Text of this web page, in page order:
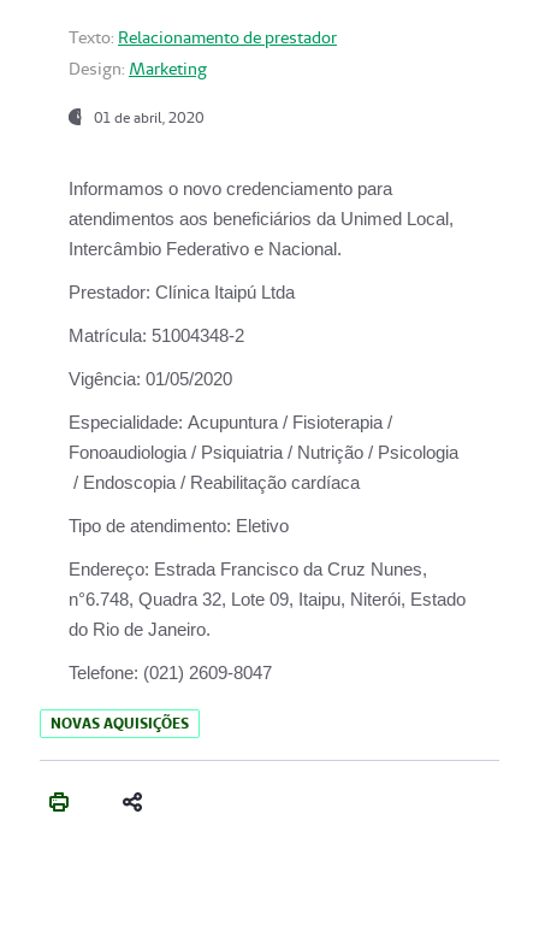
Texto: Relacionamento de prestador
Design: Marketing
01 de abril, 2020
Informamos o novo credenciamento para
atendimentos aos beneficiários da Unimed Local,
Intercâmbio Federativo e Nacional.
Prestador: Clínica Itaipú Ltda
Matrícula: 51004348-2
Vigência: 01/05/2020
Especialidade: Acupuntura / Fisioterapia /
Fonoaudiologia / Psiquiatria / Nutrição / Psicologia
/ Endoscopia / Reabilitação cardíaca
Tipo de atendimento: Eletivo
Endereço: Estrada Francisco da Cruz Nunes,
n°6.748, Quadra 32, Lote 09, Itaipu, Niterói, Estado
do Rio de Janeiro.
Telefone: (021) 2609-8047
NOVAS AQUISIÇÕES